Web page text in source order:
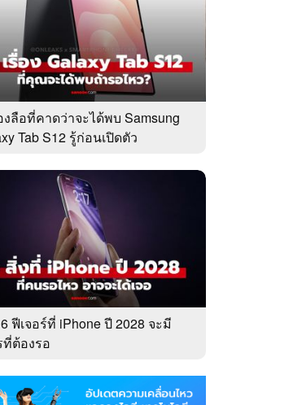
งลือที่คาดว่าจะได้พบ Samsung
Tab S12 รู้ก่อนเปิดตัว
ฟีเจอร์ที่ iPhone ปี 2028 จะมี
ที่ต้องรอ